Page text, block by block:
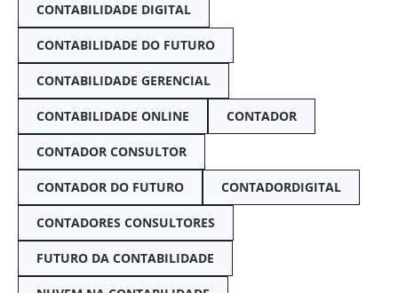
CONTABILIDADE DIGITAL
CONTABILIDADE DO FUTURO
CONTABILIDADE GERENCIAL
CONTABILIDADE ONLINE CONTADOR
CONTADOR CONSULTOR
CONTADOR DO FUTURO CONTADORDIGITAL
CONTADORES CONSULTORES
FUTURO DA CONTABILIDADE